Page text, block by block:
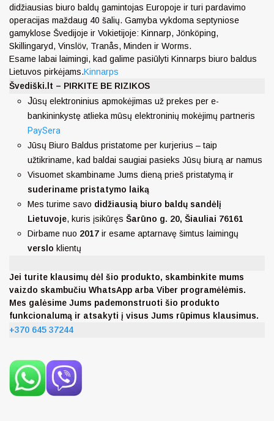
didžiausias biuro baldų gamintojas Europoje ir turi pardavimo
operacijas maždaug 40 šalių. Gamyba vykdoma septyniose
gamyklose Švedijoje ir Vokietijoje: Kinnarp, Jönköping,
Skillingaryd, Vinslöv, Tranås, Minden ir Worms.
Esame labai laimingi, kad galime pasiūlyti Kinnarps biuro baldus
Lietuvos pirkėjams.Kinnarps
Švediški.lt – PIRKITE BE RIZIKOS
Jūsų elektroninius apmokėjimas už prekes per e-
bankininkystę atlieka mūsų elektroninių mokėjimų partneris
PaySera
Jūsų Biuro Baldus pristatome per kurjerius – taip
užtikriname, kad baldai saugiai pasieks Jūsų biurą ar namus
Visuomet skambiname Jums dieną prieš pristatymą ir
suderiname pristatymo laiką
Mes turime savo didžiausią biuro baldų sandėlį
Lietuvoje, kuris įsikūręs Šarūno g. 20, Šiauliai 76161
Dirbame nuo 2017 ir esame aptarnavę šimtus laimingų
verslo klientų
Jei turite klausimų dėl šio produkto, skambinkite mums
vaizdo skambučiu WhatsApp arba Viber programėlėmis.
Mes galėsime Jums pademonstruoti šio produkto
funkcionalumą ir atsakyti į visus Jums rūpimus klausimus.
+370 645 37244